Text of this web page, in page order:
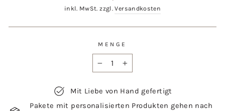
Preis
inkl. MwSt. zzgl.Versandkosten
MENGE
Mit Liebe von Hand gefertigt
Pakete mit personalisierten Produkten gehen nach